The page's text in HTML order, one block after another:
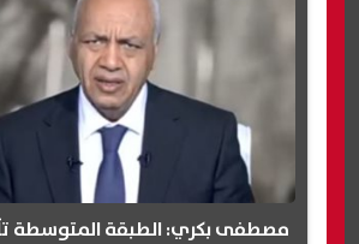
مصطفى بكري: الطبقة المتوسطة